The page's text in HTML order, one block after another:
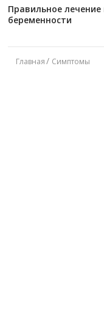
Правильное
беременности
Главная Симптомы